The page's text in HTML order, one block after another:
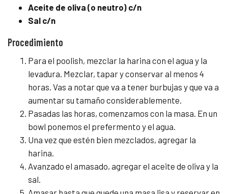
Aceite de oliva (o neutro) c/n
Sal c/n
Procedimiento
Para el poolish, mezclar la harina con el agua y la
levadura. Mezclar, tapar y conservar al menos 4
horas. Vas a notar que va a tener burbujas y que va a
aumentar su tamaño considerablemente.
Pasadas las horas, comenzamos con la masa. En un
bowl ponemos el prefermento y el agua.
Una vez que estén bien mezclados, agregar la
harina.
Avanzado el amasado, agregar el aceite de oliva y la
sal.